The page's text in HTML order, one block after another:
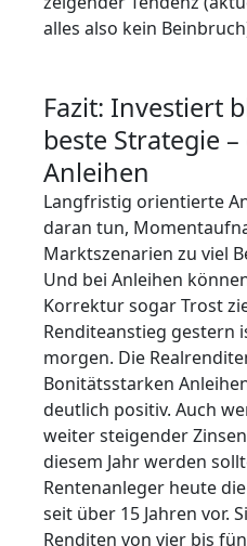
alles also kein
Fazit: Investiert
beste Strategie
Anleihen
Langfristig orientierte
daran tun,
Marktszenarien zu viel
Und bei Anleihen
Korrektur sogar Trost
Renditeanstieg gestern
morgen. Die
Bonitätsstarken
deutlich positiv. Auch
weiter steigender
diesem Jahr werden
Rentenanleger heute
seit über 15 Jahren vor.
Renditen von vier bis